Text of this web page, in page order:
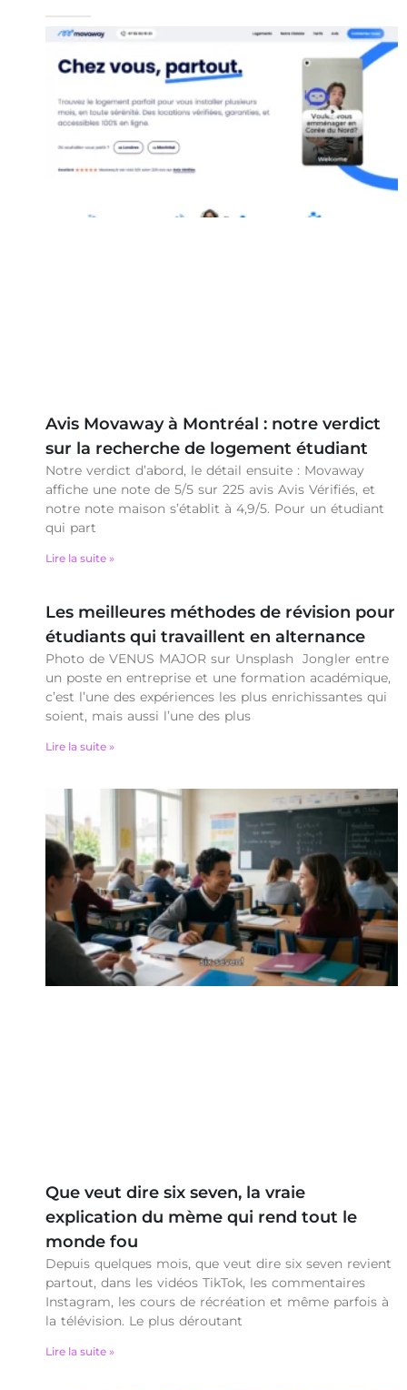
Avis Movaway à Montréal : notre verdict
sur la recherche de logement étudiant
Notre verdict d’abord, le détail ensuite : Movaway
affiche une note de 5/5 sur 225 avis Avis Vérifiés, et
notre note maison s’établit à 4,9/5. Pour un étudiant
qui part
Lire la suite »
Les meilleures méthodes de révision pour
étudiants qui travaillent en alternance
Photo de VENUS MAJOR sur Unsplash Jongler entre
un poste en entreprise et une formation académique,
c’est l’une des expériences les plus enrichissantes qui
soient, mais aussi l’une des plus
Lire la suite »
Que veut dire six seven, la vraie
explication du mème qui rend tout le
monde fou
Depuis quelques mois, que veut dire six seven revient
partout, dans les vidéos TikTok, les commentaires
Instagram, les cours de récréation et même parfois à
la télévision. Le plus déroutant
Lire la suite »